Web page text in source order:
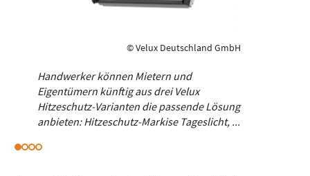
© Velux Deutschland GmbH
Handwerker können Mietern und
Eigentümern künftig aus drei Velux
Hitzeschutz-Varianten die passende Lösung
anbieten: Hitzeschutz-Markise Tageslicht, ...